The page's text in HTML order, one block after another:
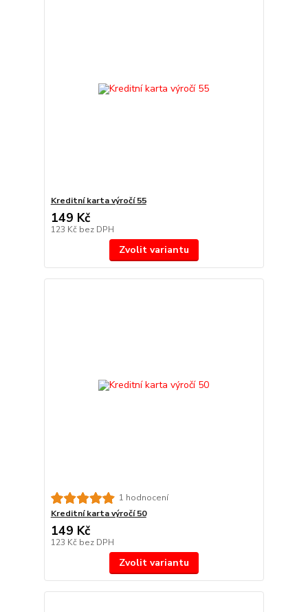
Kreditní karta výročí 55
149 Kč
123 Kč bez DPH
Zvolit variantu
1 hodnocení
Kreditní karta výročí 50
149 Kč
123 Kč bez DPH
Zvolit variantu